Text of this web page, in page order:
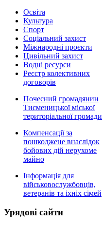
Освіта
Культура
Спорт
Соціальний захист
Міжнародні проєкти
Цивільний захист
Водні ресурси
Реєстр колективних
договорів
Почесний громадянин
Тисменицької міської
територіальної громади
Компенсації за
пошкоджене внаслідок
бойових дій нерухоме
майно
Інформація для
військовослужбовців,
ветеранів та іхніх сімей
Урядові сайти